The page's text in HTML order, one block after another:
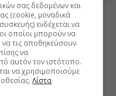
σας δεδομένων και
(cookie, μοναδικά
ενδέχεται να
οποίοι μπορούν να
τις αποθηκεύσουν.
να
αυτόν τον ιστότοπο.
να χρησιμοποιούμε
Λίστα